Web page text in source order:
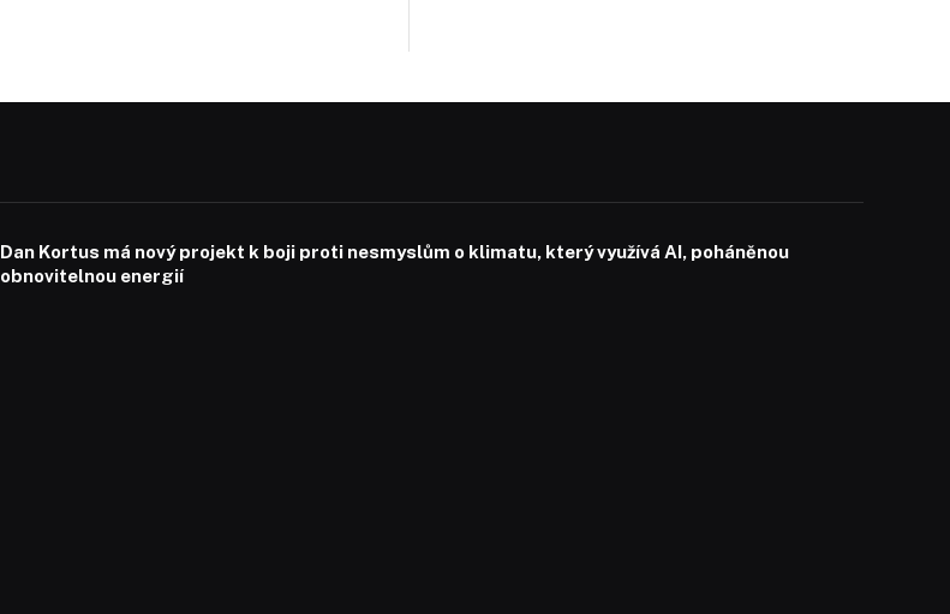
Dan Kortus má nový projekt k boji proti nesmyslům o klimatu, který využívá AI, poháněnou
obnovitelnou energií